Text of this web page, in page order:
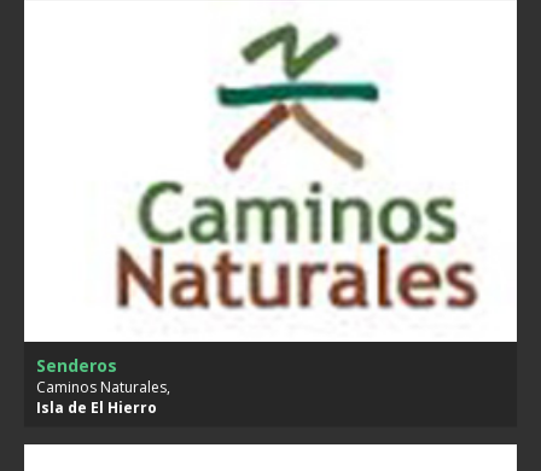
Senderos
Caminos Naturales,
Isla de El Hierro